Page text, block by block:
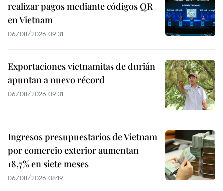
realizar pagos mediante códigos QR
en Vietnam
06/08/2026 09:31
Exportaciones vietnamitas de durián
apuntan a nuevo récord
06/08/2026 09:31
Ingresos presupuestarios de Vietnam
por comercio exterior aumentan
18,7% en siete meses
06/08/2026 08:19